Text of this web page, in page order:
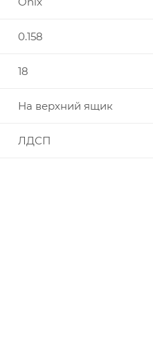
0.158
18
На верхний ящик
ЛДСП